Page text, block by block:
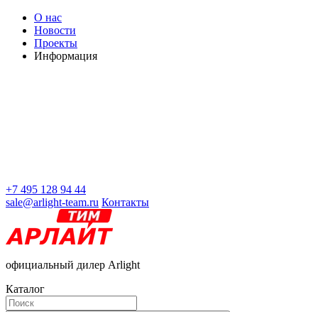
О нас
Новости
Проекты
Информация
+7 495 128 94 44
sale@arlight-team.ru Контакты
официальный дилер Arlight
Каталог